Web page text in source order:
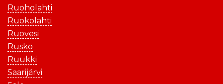
Ruoholahti
Ruokolahti
Ruovesi
Rusko
Ruukki
Saarijärvi